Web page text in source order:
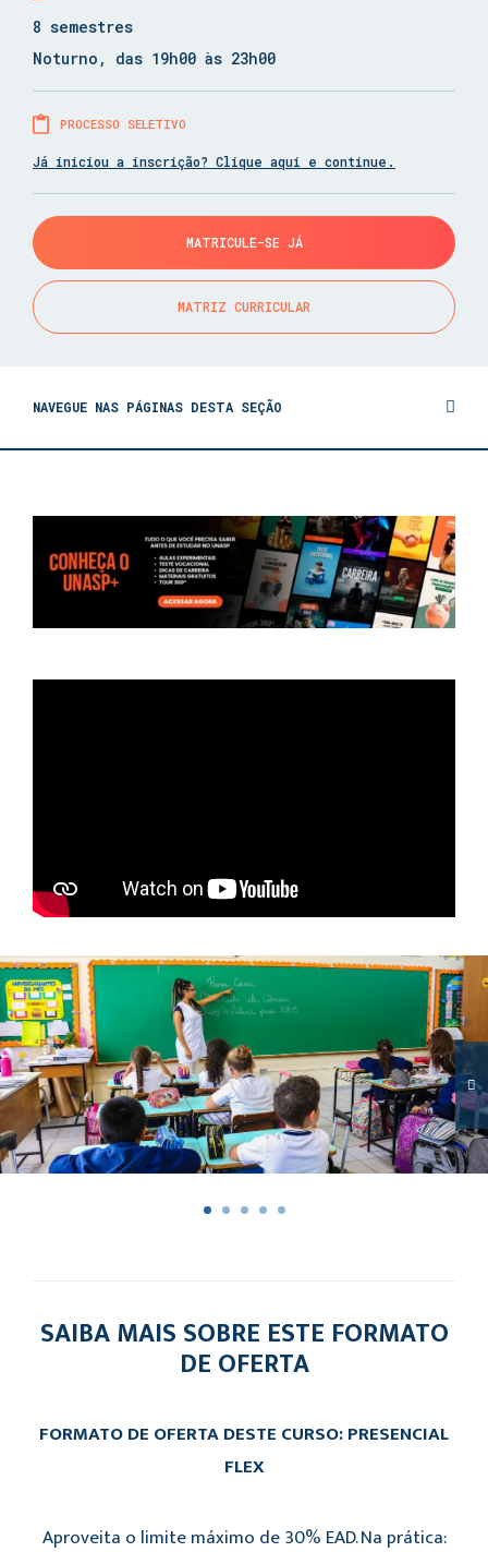
8 semestres
Noturno, das 19h00 às 23h00
PROCESSO SELETIVO
Já iniciou a inscrição? Clique aqui e continue.
MATRICULE-SE JÁ
MATRIZ CURRICULAR
NAVEGUE NAS PÁGINAS DESTA SEÇÃO
SAIBA MAIS SOBRE ESTE FORMATO
DE OFERTA
FORMATO DE OFERTA DESTE CURSO: PRESENCIAL
FLEX
Aproveita o limite máximo de 30% EAD. Na prática: